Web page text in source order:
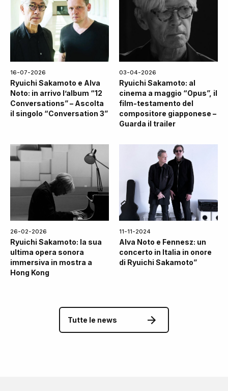
16-07-2026
Ryuichi Sakamoto e Alva
Noto: in arrivo l’album “12
Conversations” – Ascolta
il singolo “Conversation 3”
03-04-2026
Ryuichi Sakamoto: al
cinema a maggio “Opus”, il
film-testamento del
compositore giapponese –
Guarda il trailer
26-02-2026
Ryuichi Sakamoto: la sua
ultima opera sonora
immersiva in mostra a
Hong Kong
11-11-2024
Alva Noto e Fennesz: un
concerto in Italia in onore
di Ryuichi Sakamoto”
Tutte le news